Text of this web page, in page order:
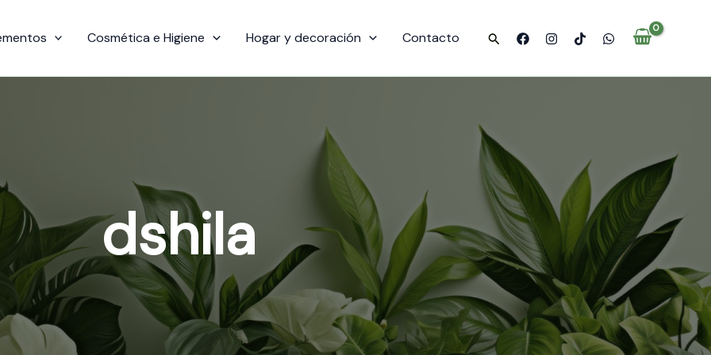
Cosmética e Higiene Hogar y decoración Contacto Buscar
dshila